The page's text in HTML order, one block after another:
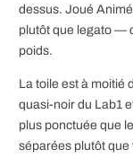
dessus. Joué
plutôt que legato —
poids.
La toile est à moitié
quasi-noir du Lab1
plus ponctuée que
séparées plutôt que